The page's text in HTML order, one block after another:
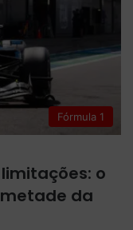
Fórmula 1
o
da